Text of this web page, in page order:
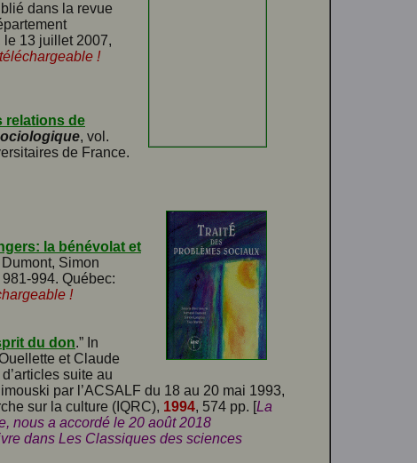
dans la revue
le 13 juillet 2007,
!
relations de
, vol.
de France.
la bénévolat et
Simon
994. Québec:
!
du don.” In
et Claude
suite au
par l’ACSALF du 18 au 20 mai 1993,
sur la culture (IQRC), 1994, 574 pp. [La
nous a accordé le 20 août 2018
dans Les Classiques des sciences